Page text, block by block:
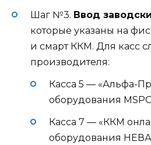
Шаг №3. Ввод
которые указаны на
и смарт ККМ. Для касс
производителя:
Касса 5 — «Альфа-
оборудования
Касса 7 — «ККМ
оборудования